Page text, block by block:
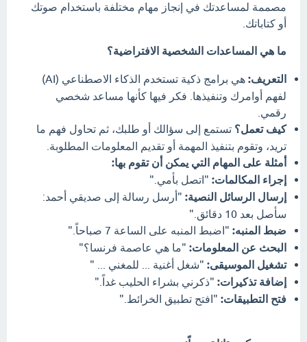
مصممة لمساعدتك في إنجاز مهام مختلفة باستخدام صوتك
أو كتاباتك.
ما هي المساعدات الشخصية الافتراضية؟
التعريف:
هي برامج ذكية تستخدم الذكاء الاصطناعي (AI)
لفهم أوامرك وتنفيذها. فكر فيها كأنها مساعد شخصي
رقمي.
كيف تعمل؟ تستمع إلى سؤالك أو طلبك، ثم تحاول فهم ما
تريد، وتقوم بتنفيذ المهمة أو تقديم المعلومات المطلوبة.
أمثلة على المهام التي يمكن أن تقوم بها:
إجراء المكالمات: "اتصل بأمي."
إرسال الرسائل النصية: "أرسل رسالة إلى صديقي أحمد:
سأصل بعد 10 دقائق."
ضبط المنبه: "اضبط المنبه على الساعة 7 صباحاً."
البحث عن المعلومات: "ما هي عاصمة فرنسا؟"
تشغيل الموسيقى: "شغل أغنية ... للمغني ... "
إضافة تذكيرات: "ذكرني بشراء الحليب غداً."
فتح التطبيقات: "افتح تطبيق الخرائط."